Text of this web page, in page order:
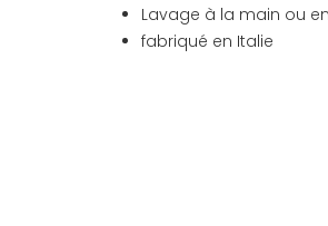
Lavage à la main ou
fabriqué en Italie